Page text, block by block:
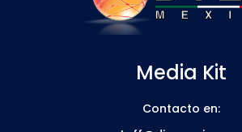
Media Kit
Contacto en: